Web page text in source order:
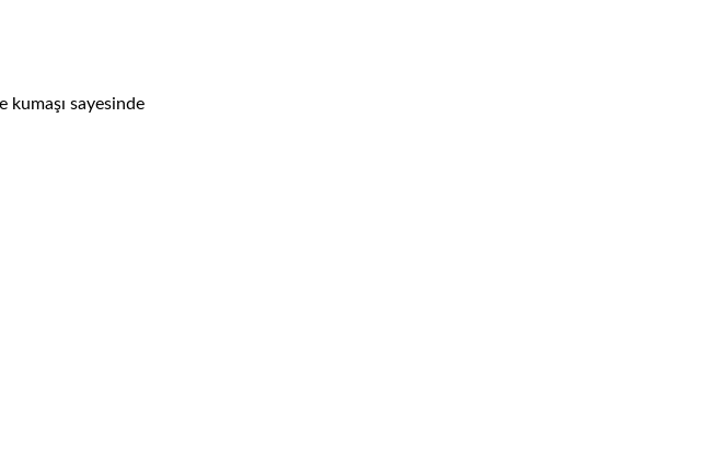
kumaşı sayesinde